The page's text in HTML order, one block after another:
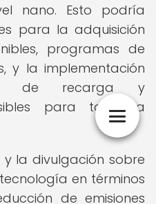
nano. Esto podría
para la adquisición
programas de
y la implementación
de recarga y
para toda la
la divulgación sobre
en términos
de emisiones